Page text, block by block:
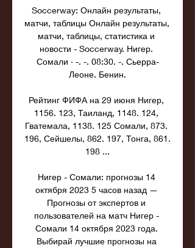
Soccerway: Онлайн результаты,
матчи, таблицы Онлайн результаты,
матчи, таблицы, статистика и
новости - Soccerway. Нигер.
Сомали · -. -. 08:30. -. Сьерра-
Леоне. Бенин.
Рейтинг ФИФА на 29 июня Нигер,
1156. 123, Таиланд, 1148. 124,
Гватемала, 1138. 125 Сомали, 873.
196, Сейшелы, 862. 197, Тонга, 861.
198 ...
Нигер - Сомали: прогнозы 14
октября 2023 5 часов назад —
Прогнозы от экспертов и
пользователей на матч Нигер -
Сомали 14 октября 2023 года.
Выбирай лучшие прогнозы на